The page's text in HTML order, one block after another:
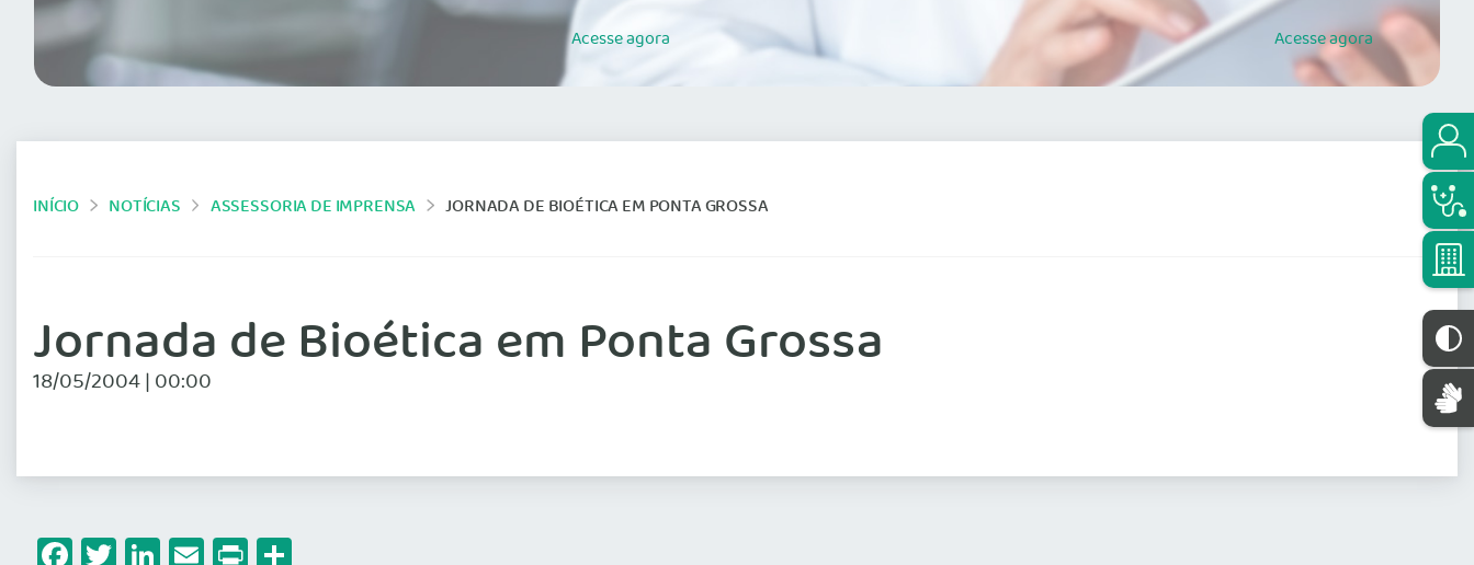
Acesseagora Acesseagora
INÍCIO NOTÍCIAS ASSESSORIA DE IMPRENSA JORNADA DE BIOÉTICA EM PONTA GROSSA
Jornada de Bioética em Ponta Grossa
18/05/2004 | 00:00